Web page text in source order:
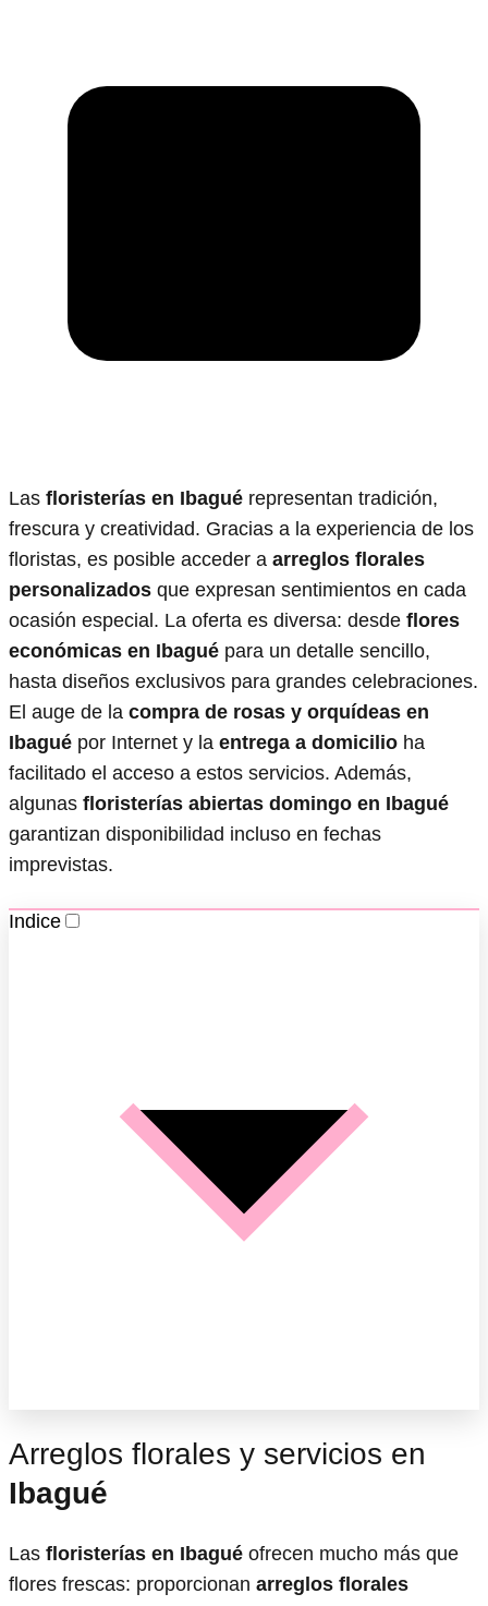
Las floristerías en Ibagué representan tradición,
frescura y creatividad. Gracias a la experiencia de los
floristas, es posible acceder a arreglos florales
personalizados que expresan sentimientos en cada
ocasión especial. La oferta es diversa: desde flores
económicas en Ibagué para un detalle sencillo,
hasta diseños exclusivos para grandes celebraciones.
El auge de la compra de rosas y orquídeas en
Ibagué por Internet y la entrega a domicilio ha
facilitado el acceso a estos servicios. Además,
algunas floristerías abiertas domingo en Ibagué
garantizan disponibilidad incluso en fechas
imprevistas.
Indice
Arreglos florales y servicios en
Ibagué
Las floristerías en Ibagué ofrecen mucho más que
flores frescas: proporcionan arreglos florales